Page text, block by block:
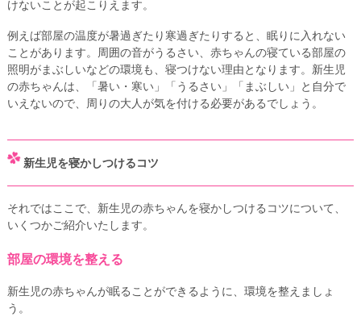
けないことが起こりえます。
例えば部屋の温度が暑過ぎたり寒過ぎたりすると、眠りに入れない
ことがあります。周囲の音がうるさい、赤ちゃんの寝ている部屋の
照明がまぶしいなどの環境も、寝つけない理由となります。新生児
の赤ちゃんは、「暑い・寒い」「うるさい」「まぶしい」と自分で
いえないので、周りの大人が気を付ける必要があるでしょう。
新生児を寝かしつけるコツ
それではここで、新生児の赤ちゃんを寝かしつけるコツについて、
いくつかご紹介いたします。
部屋の環境を整える
新生児の赤ちゃんが眠ることができるように、環境を整えましょ
う。